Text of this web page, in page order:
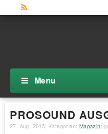
Menu
PROSOUND
27. Aug. 2015 , Kategorien: Magazin;